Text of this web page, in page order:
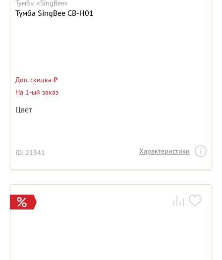
Тумбы «SingBee»
Тумба SingBee CB-H01
Доп. скидка ₽
На 1-ый заказ
Цвет
ID: 21341 Характеристики